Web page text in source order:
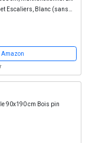
et Escaliers, Blanc (sans
Amazon
90x190 cm Bois pin